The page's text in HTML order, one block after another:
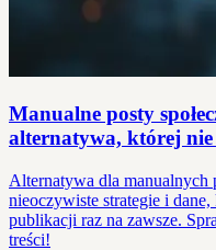
Manualne posty
alternatywa, której nie
Alternatywa dla manualnych
nieoczywiste strategie i
publikacji raz na zawsze.
treści!